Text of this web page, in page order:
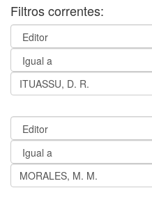
Filtros correntes: